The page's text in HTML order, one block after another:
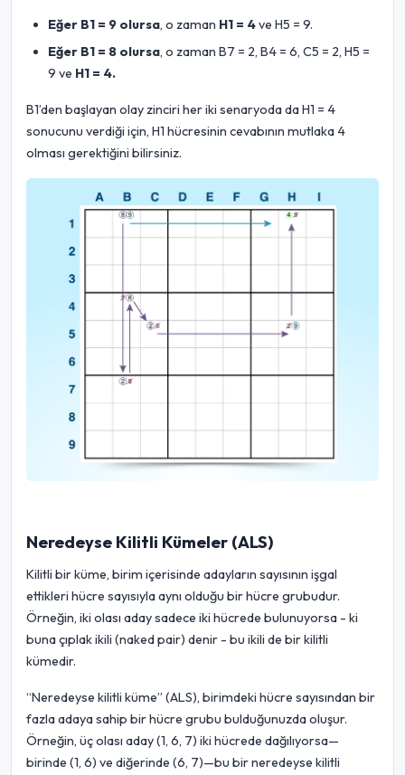
Eğer B1 = 9 olursa, o zaman H1 = 4ve H5 = 9.
Eğer B1 = 8 olursa, o zaman B7 = 2, B4 = 6, C5 = 2, H5 =
9 ve H1 = 4.
B1’den başlayan olay zinciri her iki senaryoda da H1 = 4
sonucunu verdiği için, H1 hücresinin cevabının mutlaka 4
olması gerektiğini bilirsiniz.
Neredeyse Kilitli Kümeler (ALS)
Kilitli bir küme, birim içerisinde adayların sayısının işgal
ettikleri hücre sayısıyla aynı olduğu bir hücre grubudur.
Örneğin, iki olası aday sadece iki hücrede bulunuyorsa - ki
buna çıplak ikili (naked pair) denir - bu ikili de bir kilitli
kümedir.
“Neredeyse kilitli küme” (ALS), birimdeki hücre sayısından bir
fazla adaya sahip bir hücre grubu bulduğunuzda oluşur.
Örneğin, üç olası aday (1, 6, 7) iki hücrede dağılıyorsa—
birinde (1, 6) ve diğerinde (6, 7)—bu bir neredeyse kilitli